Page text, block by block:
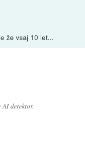
že vsaj 10 let...
detektor.